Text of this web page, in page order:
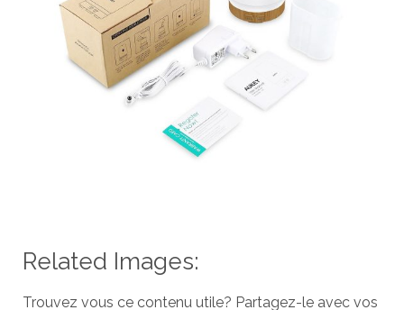
Related Images:
Trouvez vous ce contenu utile? Partagez-le avec vos